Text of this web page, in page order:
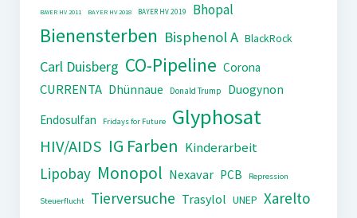
BAYER HV 2011 BAYER HV 2018 BAYER HV 2019 Bhopal
Bienensterben Bisphenol A BlackRock
Carl Duisberg CO-Pipeline Corona
CURRENTA Dhünnaue Donald Trump
Duogynon
Endosulfan
Fridays for Future Glyphosat
HIV/AIDS IG Farben Kinderarbeit
Lipobay Monopol Nexavar PCB Repression
Steuerflucht Tierversuche Trasylol UNEP Xarelto